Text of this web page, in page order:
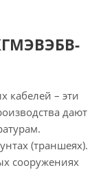
кабелей – эти
дают
(траншеях).
сооружениях